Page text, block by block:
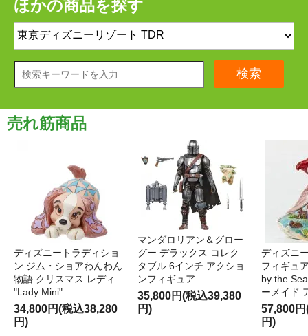
ほかの商品を探す
検索
売れ筋商品
ディズニートラディショ
ン ジム・ショアわんわん
物語 クリスマス レディ
"Lady Mini"
34,800円(税込38,280
円)
マンダロリアン＆グロー
グー デラックス コレク
タブル 6インチ アクショ
ンフィギュア
35,800円(税込39,380
円)
ディズニ
フィギュ
by the
ーメイド
57,800
円)